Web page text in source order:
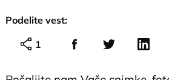
Podelite vest:
1